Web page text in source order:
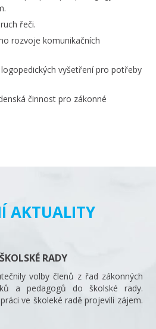
řeči.
rozvoje komunikačních
vyšetření pro potřeby
činnost pro zákonné
AKTUALITY
RADY
volby členů z řad zákonných
a pedagogů do školské rady.
ve školeké radě projevili zájem.